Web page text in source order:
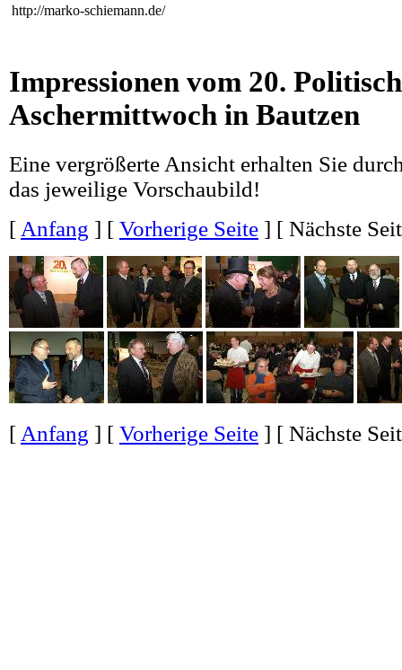
http://marko-schiemann.de/
Impressionen vom 20.
Aschermittwoch in Bautzen
Eine vergrößerte Ansicht erhalten Sie
das jeweilige Vorschaubild!
[ Anfang ] [ Vorherige Seite ] [ Nächste
[ Anfang ] [ Vorherige Seite ] [ Nächste